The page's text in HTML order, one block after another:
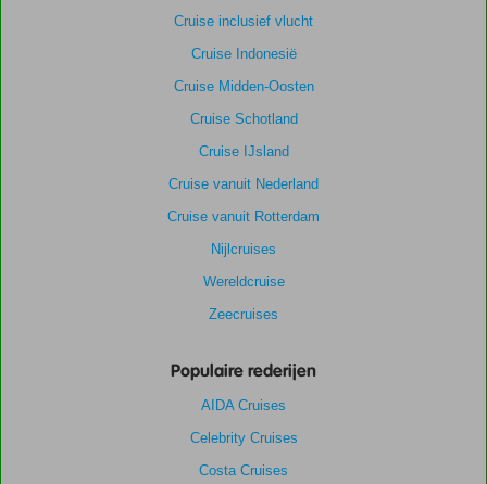
Cruise inclusief vlucht
Cruise Indonesië
Cruise Midden-Oosten
Cruise Schotland
Cruise IJsland
Cruise vanuit Nederland
Cruise vanuit Rotterdam
Nijlcruises
Wereldcruise
Zeecruises
Populaire rederijen
AIDA Cruises
Celebrity Cruises
Costa Cruises